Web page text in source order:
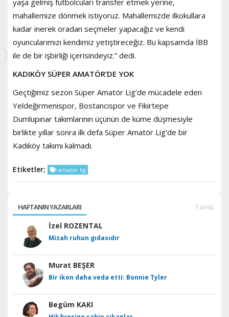
mahallemize dönmek istiyoruz. Mahallemizde ilkokullara
kadar inerek oradan seçmeler yapacağız ve kendi
oyuncularımızı kendimiz yetiştireceğiz. Bu kapsamda İBB
ile de bir işbirliği içerisindeyiz.” dedi.
KADIKÖY SÜPER AMATÖR’DE YOK
Geçtiğimiz sezon Süper Amatör Lig’de mücadele eden
Yeldeğirmenispor, Bostancıspor ve Fikirtepe
Dumlupınar takımlarının üçünün de küme düşmesiyle
birlikte yıllar sonra ilk defa Süper Amatör Lig’de bir
Kadıköy takımı kalmadı.
Etiketler; amatör lig
HAFTANIN YAZARLARI Tümü
İzel ROZENTAL
Mizah ruhun gıdasıdır
Murat BEŞER
Bir ikon daha veda etti: Bonnie Tyler
Begüm KAKI